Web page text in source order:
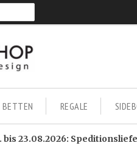
BETTEN REGALE
bis 23.08.2026: